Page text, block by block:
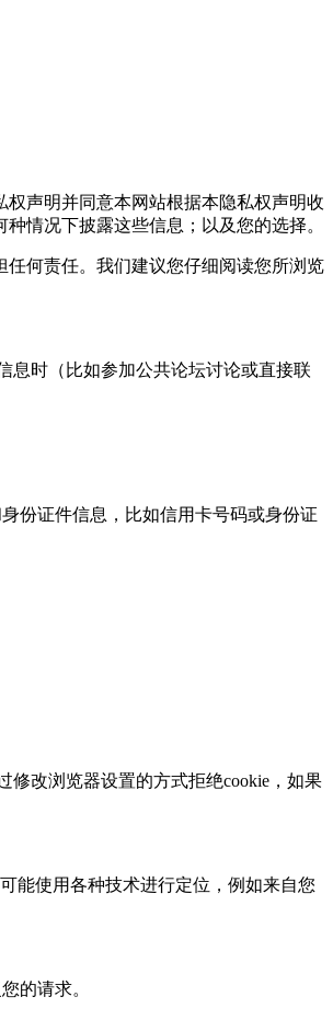
声明并同意本网站根据本隐私权声明收
情况下披露这些信息；以及您的选择。
何责任。我们建议您仔细阅读您所浏览
时（比如参加公共论坛讨论或直接联
份证件信息，比如信用卡号码或身份证
改浏览器设置的方式拒绝cookie，如果
能使用各种技术进行定位，例如来自您
的请求。